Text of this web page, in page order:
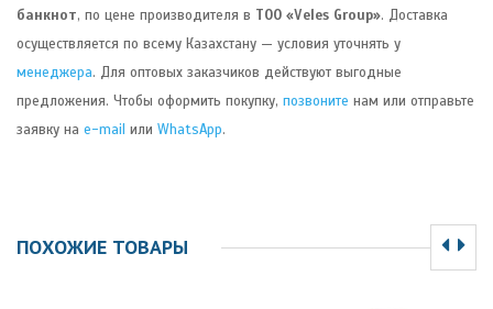
банкнот, по цене производителя в ТОО «Veles Group». Доставка
осуществляется по всему Казахстану — условия уточнять у
менеджера. Для оптовых заказчиков действуют выгодные
предложения. Чтобы оформить покупку, позвоните нам или отправьте
заявку на e-mail или WhatsApp.
ПОХОЖИЕ ТОВАРЫ